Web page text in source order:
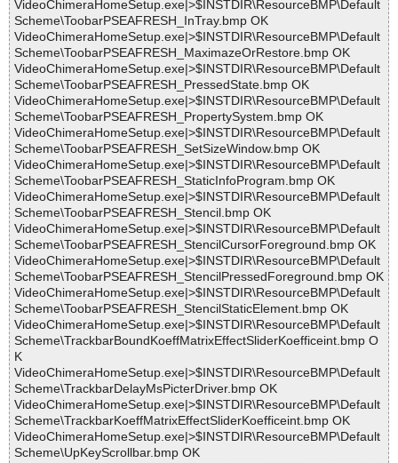
VideoChimeraHomeSetup.exe|>$INSTDIR\ResourceBMP\Default
Scheme\ToobarPSEAFRESH_InTray.bmp OK
VideoChimeraHomeSetup.exe|>$INSTDIR\ResourceBMP\Default
Scheme\ToobarPSEAFRESH_MaximazeOrRestore.bmp OK
VideoChimeraHomeSetup.exe|>$INSTDIR\ResourceBMP\Default
Scheme\ToobarPSEAFRESH_PressedState.bmp OK
VideoChimeraHomeSetup.exe|>$INSTDIR\ResourceBMP\Default
Scheme\ToobarPSEAFRESH_PropertySystem.bmp OK
VideoChimeraHomeSetup.exe|>$INSTDIR\ResourceBMP\Default
Scheme\ToobarPSEAFRESH_SetSizeWindow.bmp OK
VideoChimeraHomeSetup.exe|>$INSTDIR\ResourceBMP\Default
Scheme\ToobarPSEAFRESH_StaticInfoProgram.bmp OK
VideoChimeraHomeSetup.exe|>$INSTDIR\ResourceBMP\Default
Scheme\ToobarPSEAFRESH_Stencil.bmp OK
VideoChimeraHomeSetup.exe|>$INSTDIR\ResourceBMP\Default
Scheme\ToobarPSEAFRESH_StencilCursorForeground.bmp OK
VideoChimeraHomeSetup.exe|>$INSTDIR\ResourceBMP\Default
Scheme\ToobarPSEAFRESH_StencilPressedForeground.bmp OK
VideoChimeraHomeSetup.exe|>$INSTDIR\ResourceBMP\Default
Scheme\ToobarPSEAFRESH_StencilStaticElement.bmp OK
VideoChimeraHomeSetup.exe|>$INSTDIR\ResourceBMP\Default
Scheme\TrackbarBoundKoeffMatrixEffectSliderKoefficeint.bmp O
K
VideoChimeraHomeSetup.exe|>$INSTDIR\ResourceBMP\Default
Scheme\TrackbarDelayMsPicterDriver.bmp OK
VideoChimeraHomeSetup.exe|>$INSTDIR\ResourceBMP\Default
Scheme\TrackbarKoeffMatrixEffectSliderKoefficeint.bmp OK
VideoChimeraHomeSetup.exe|>$INSTDIR\ResourceBMP\Default
Scheme\UpKeyScrollbar.bmp OK